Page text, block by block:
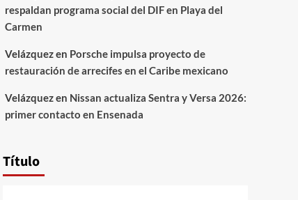
respaldan programa social del DIF en Playa del
Carmen
Velázquezen Porsche impulsa proyecto de
restauración de arrecifes en el Caribe mexicano
Velázquezen Nissan actualiza Sentra y Versa 2026:
primer contacto en Ensenada
Título